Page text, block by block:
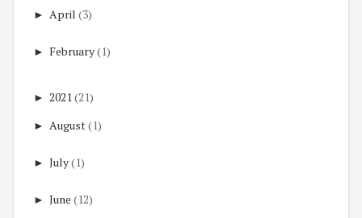
► April (3)
► February(1)
► 2021 (21)
► August(1)
► July(1)
► June (12)